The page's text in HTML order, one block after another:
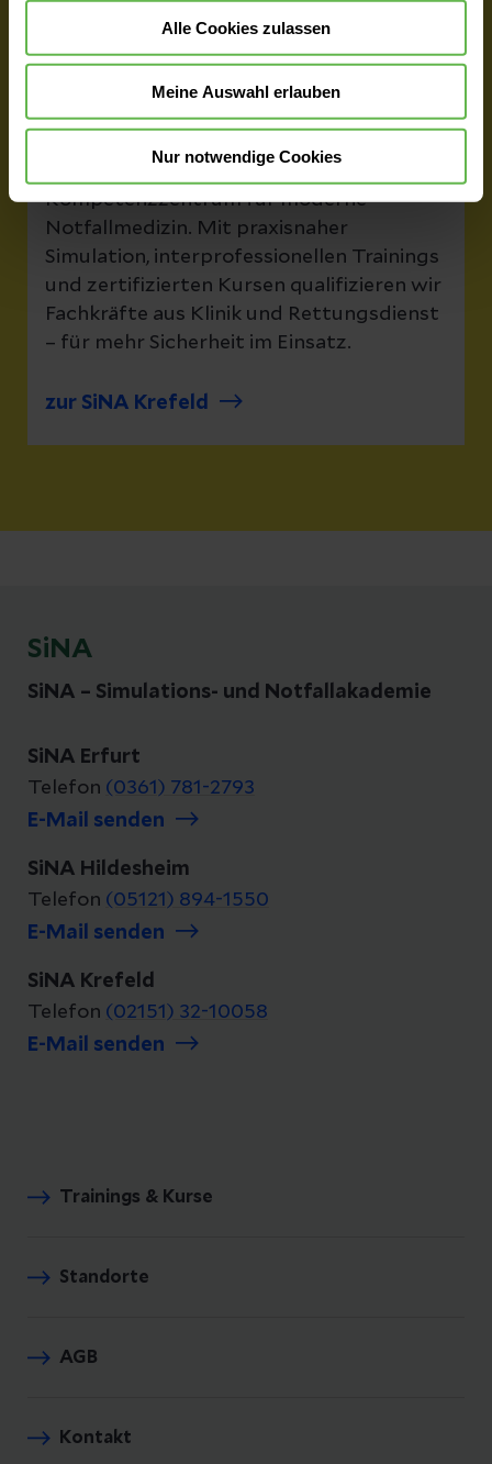
Alle Cookies zulassen
Meine Auswahl erlauben
Nur notwendige Cookies
zur SiNA Hildesheim
Krefeld
Die SiNA Krefeld ist das
Kompetenzzentrum für moderne
Notfallmedizin. Mit praxisnaher
Simulation, interprofessionellen Trainings
und zertifizierten Kursen qualifizieren wir
Fachkräfte aus Klinik und Rettungsdienst
– für mehr Sicherheit im Einsatz.
zur SiNA Krefeld
SiNA
SiNA – Simulations- und Notfallakademie
SiNA Erfurt
Telefon (0361) 781-2793
E-Mail senden
SiNA Hildesheim
Telefon (05121) 894-1550
E-Mail senden
SiNA Krefeld
Telefon (02151) 32-10058
E-Mail senden
Trainings & Kurse
Standorte
AGB
Kontakt